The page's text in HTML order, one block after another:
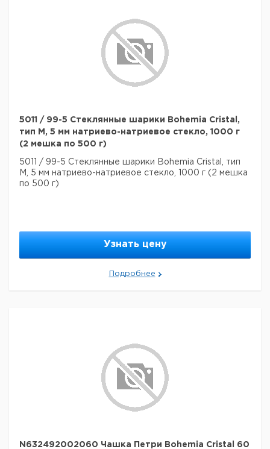
5011 / 99-5 Стеклянные шарики Bohemia Cristal,
тип M, 5 мм натриево-натриевое стекло, 1000 г
(2 мешка по 500 г)
5011 / 99-5 Стеклянные шарики Bohemia Cristal, тип
M, 5 мм натриево-натриевое стекло, 1000 г (2 мешка
по 500 г)
Узнать цену
Подробнее
N632492002060 Чашка Петри Bohemia Cristal 60